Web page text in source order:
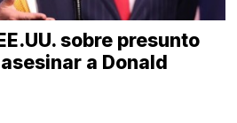
sobre presunto
a Donald